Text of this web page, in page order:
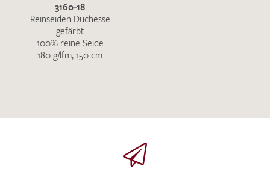
3160-18
Reinseiden Duchesse
gefärbt
100% reine Seide
180 g/lfm, 150 cm